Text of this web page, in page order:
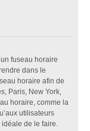
fuseau horaire
dans le
horaire afin de
Paris, New York,
horaire, comme la
utilisateurs
idéale de le faire.